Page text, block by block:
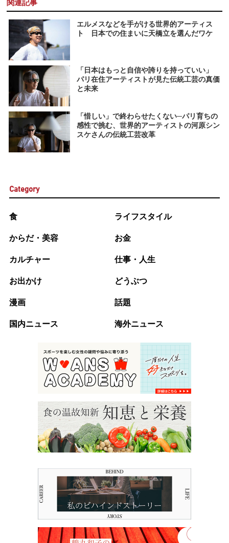
関連記事
エルメスなどを手がける世界的アーティス
ト 日本での住まいに天橋立を選んだワケ
「日本はもっと自信や誇りを持っていい」
パリ在住アーティストが見た伝統工芸の真価
と未来
「惜しい」で終わらせたくない─パリ育ちの
感性で挑む、世界的アーティストの河原シン
スケさんの伝統工芸改革
Category
食 ライフスタイル
からだ・美容 お金
カルチャー 仕事・人生
お出かけ どうぶつ
漫画 話題
国内ニュース 海外ニュース